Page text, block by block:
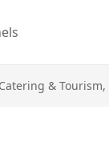
& Tourism,